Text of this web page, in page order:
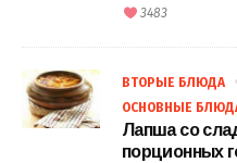
3483
ВТОРЫЕ БЛЮДА
ОСНОВНЫЕ
Лапша со
порционных